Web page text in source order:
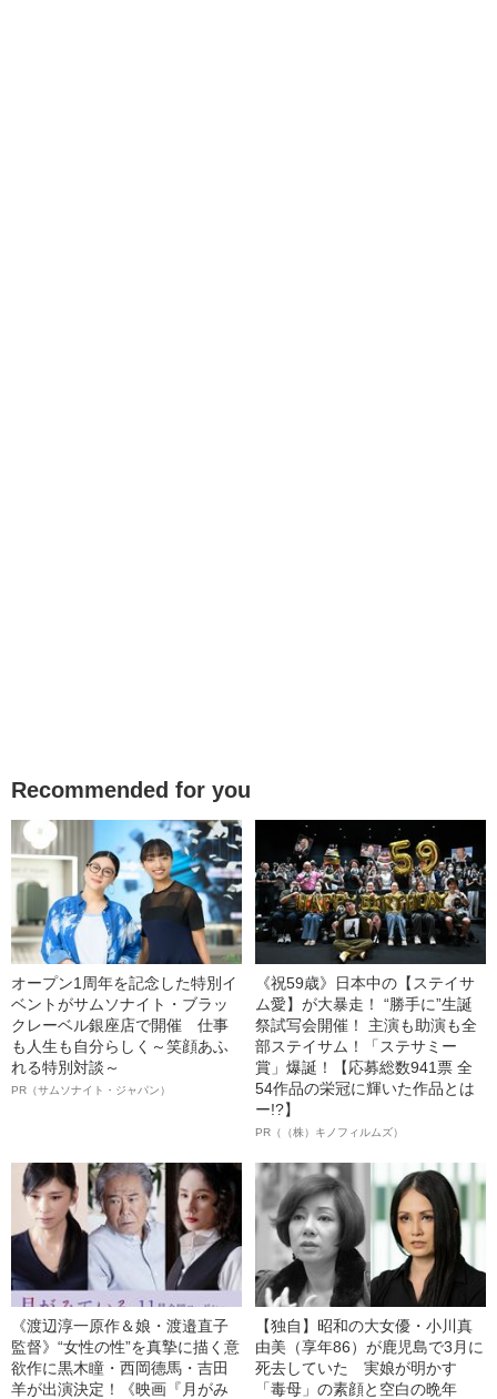
Recommended for you
オープン1周年を記念した特別イ
ベントがサムソナイト・ブラッ
クレーベル銀座店で開催 仕事
も人生も自分らしく～笑顔あふ
れる特別対談～
PR（サムソナイト・ジャパン）
《祝59歳》日本中の【ステイサ
ム愛】が大暴走！ “勝手に”生誕
祭試写会開催！ 主演も助演も全
部ステイサム！「ステサミー
賞」爆誕！【応募総数941票 全
54作品の栄冠に輝いた作品とは
ー!?】
PR（（株）キノフィルムズ）
《渡辺淳一原作＆娘・渡邉直子
監督》“女性の性”を真摯に描く意
欲作に黒木瞳・西岡德馬・吉田
羊が出演決定！《映画『月がみ
【独自】昭和の大女優・小川真
由美（享年86）が鹿児島で3月に
死去していた 実娘が明かす
「毒母」の素顔と空白の晩年